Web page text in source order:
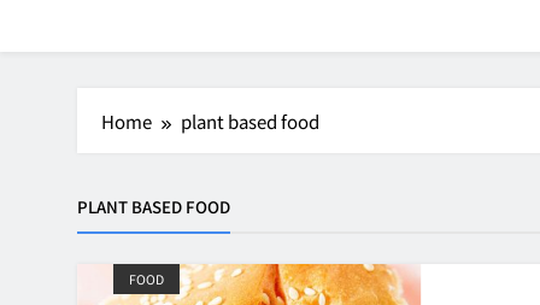
Home plant based food
PLANT BASED FOOD
FOOD